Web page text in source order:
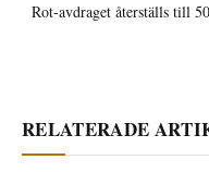
Rot-avdraget återställs till
RELATERADE